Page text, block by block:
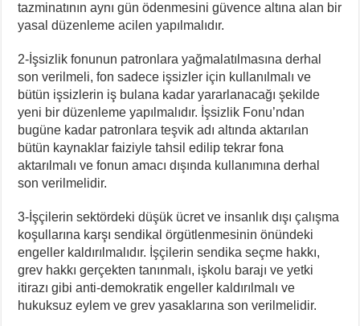
tazminatının aynı gün ödenmesini güvence altına alan bir
yasal düzenleme acilen yapılmalıdır.
2-İşsizlik fonunun patronlara yağmalatılmasına derhal
son verilmeli, fon sadece işsizler için kullanılmalı ve
bütün işsizlerin iş bulana kadar yararlanacağı şekilde
yeni bir düzenleme yapılmalıdır. İşsizlik Fonu’ndan
bugüne kadar patronlara teşvik adı altında aktarılan
bütün kaynaklar faiziyle tahsil edilip tekrar fona
aktarılmalı ve fonun amacı dışında kullanımına derhal
son verilmelidir.
3-İşçilerin sektördeki düşük ücret ve insanlık dışı çalışma
koşullarına karşı sendikal örgütlenmesinin önündeki
engeller kaldırılmalıdır. İşçilerin sendika seçme hakkı,
grev hakkı gerçekten tanınmalı, işkolu barajı ve yetki
itirazı gibi anti-demokratik engeller kaldırılmalı ve
hukuksuz eylem ve grev yasaklarına son verilmelidir.